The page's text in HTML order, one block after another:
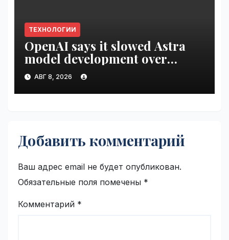
ТЕХНОЛОГИИ
OpenAI says it slowed Astra
model development over
security concerns | VseTime.ru
АВГ 8, 2026
Добавить комментарий
Ваш адрес email не будет опубликован.
Обязательные поля помечены *
Комментарий *